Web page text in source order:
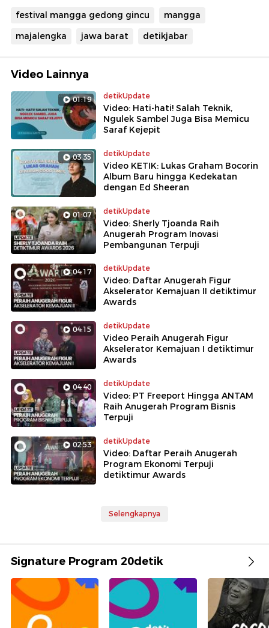
festival mangga gedong gincu
mangga
majalengka
jawa barat detikjabar
Video Lainnya
01:19 detikUpdate
Video: Hati-hati! Salah Teknik,
Ngulek Sambel Juga Bisa Memicu
Saraf Kejepit
03:35 detikUpdate
Video KETIK: Lukas Graham Bocorin
Album Baru hingga Kedekatan
dengan Ed Sheeran
01:07 detikUpdate
Video: Sherly Tjoanda Raih
Anugerah Program Inovasi
Pembangunan Terpuji
04:17 detikUpdate
Video: Daftar Anugerah Figur
Akselerator Kemajuan II detiktimur
Awards
04:15 detikUpdate
Video Peraih Anugerah Figur
Akselerator Kemajuan I detiktimur
Awards
04:40 detikUpdate
Video: PT Freeport Hingga ANTAM
Raih Anugerah Program Bisnis
Terpuji
02:53 detikUpdate
Video: Daftar Peraih Anugerah
Program Ekonomi Terpuji
detiktimur Awards
Selengkapnya
Signature Program 20detik